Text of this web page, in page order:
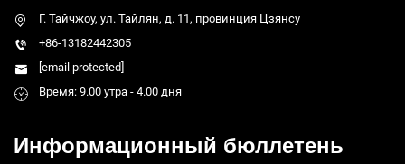
Г. Тайчжоу, ул. Тайлян, д. 11, провинция Цзянсу
+86-13182442305
[email protected]
Время: 9.00 утра - 4.00 дня
Информационный бюллетень